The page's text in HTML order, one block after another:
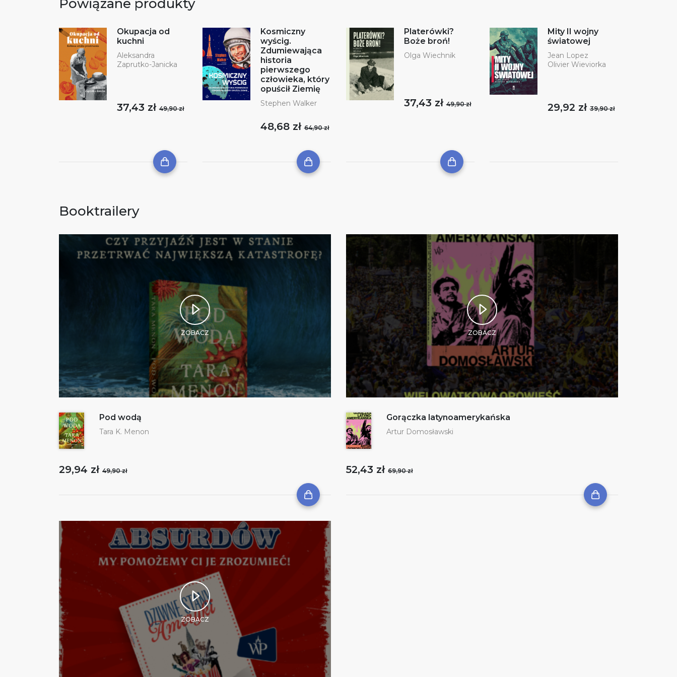
Powiązane produkty
Okupacja od
kuchni
Aleksandra
Zaprutko-Janicka
37,43 zł49,90 zł
Kosmiczny
wyścig.
Zdumiewająca
historia
pierwszego
człowieka, który
opuścił Ziemię
Stephen Walker
48,68 zł64,90 zł
Platerówki?
Boże broń!
Olga Wiechnik
37,43 zł49,90 zł
Mity II wojny
światowej
Jean Lopez
Olivier Wieviorka
29,92 zł39,90 zł
Booktrailery
ZOBACZ
Pod wodą
Tara K. Menon
29,94 zł 49,90 zł
ZOBACZ
Gorączka latynoamerykańska
Artur Domosławski
52,43 zł 69,90 zł
ZOBACZ